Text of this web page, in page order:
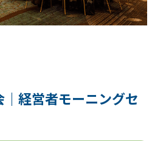
経営者モーニングセ